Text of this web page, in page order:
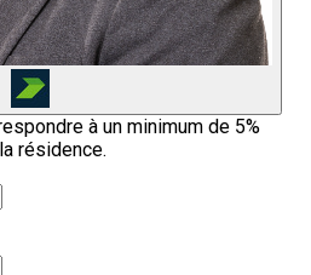
à un minimum de 5%
résidence.